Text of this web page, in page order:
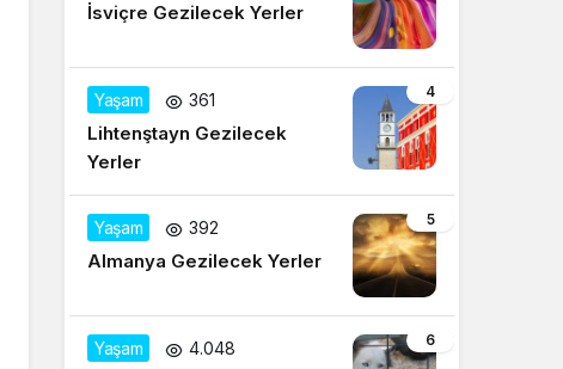
İsviçre Gezilecek Yerler
4
Yaşam 361
Lihtenştayn Gezilecek
Yerler
5
Yaşam 392
Almanya Gezilecek Yerler
6
Yaşam 4.048